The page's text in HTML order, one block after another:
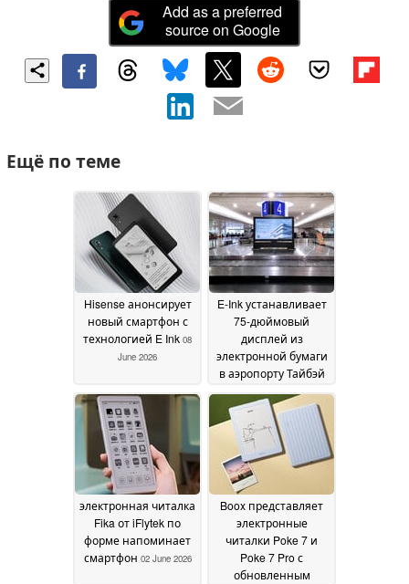
Add as a preferred
source on Google
Ещё по теме
Hisense анонсирует
новый смартфон с
технологией E Ink 08
June 2026
E-Ink устанавливает
75-дюймовый
дисплей из
электронной бумаги
в аэропорту Тайбэй
08 June 2026
электронная читалка
Fika от iFlytek по
форме напоминает
смартфон 02 June 2026
Boox представляет
электронные
читалки Poke 7 и
Poke 7 Pro с
обновленным